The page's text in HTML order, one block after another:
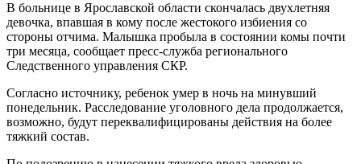
В больнице в Ярославской области скончалась двухлетняя
девочка, впавшая в кому после жестокого избиения со
стороны отчима. Малышка пробыла в состоянии комы почти
три месяца, сообщает пресс-служба регионального
Следственного управления СКР.
Согласно источнику, ребенок умер в ночь на минувший
понедельник. Расследование уголовного дела продолжается,
возможно, будут переквалифицированы действия на более
тяжкий состав.